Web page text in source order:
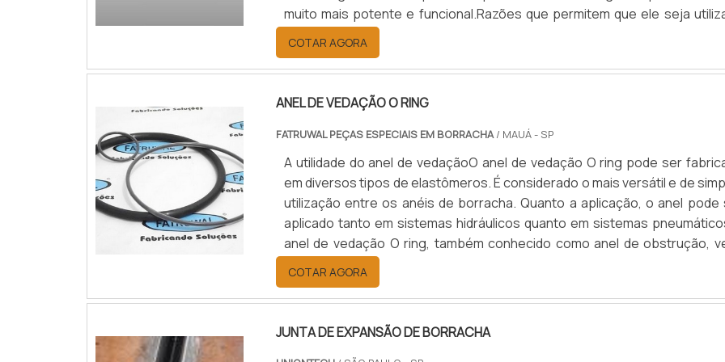
muito mais potente e funcional.Razões que permitem que ele seja
em serviços de média e alta pressãoEficiente no que diz respeito
soluções capazes de proporcionar aos sistemas hidráulicos
pneumáticos, o.
COTAR AGORA
ANEL DE VEDAÇÃO O RING
FATRUWAL PEÇAS ESPECIAIS EM BORRACHA/ MAUÁ - SP
A utilidade do anel de vedaçãoO anel de vedação O ring pode ser
em diversos tipos de elastômeros. É considerado o mais versátil e de
utilização entre os anéis de borracha. Quanto a aplicação, o anel pode
aplicado tanto em sistemas hidráulicos quanto em sistemas
anel de vedação O ring, também conhecido como anel de obstrução,
produtos líquidos ou gasosos e possui alto poder de eficiência em
performance. Mas para que ele cumpra com sua função de modo ef.
COTAR AGORA
JUNTA DE EXPANSÃO DE BORRACHA